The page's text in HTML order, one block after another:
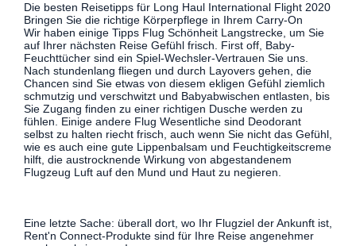
Die besten Reisetipps für Long Haul International Flight 2020
Bringen Sie die richtige Körperpflege in Ihrem Carry-On
Wir haben einige Tipps Flug Schönheit Langstrecke, um Sie
auf Ihrer nächsten Reise Gefühl frisch. First off, Baby-
Feuchttücher sind ein Spiel-Wechsler-Vertrauen Sie uns.
Nach stundenlang fliegen und durch Layovers gehen, die
Chancen sind Sie etwas von diesem ekligen Gefühl ziemlich
schmutzig und verschwitzt und Babyabwischen entlasten, bis
Sie Zugang finden zu einer richtigen Dusche werden zu
fühlen. Einige andere Flug Wesentliche sind Deodorant
selbst zu halten riecht frisch, auch wenn Sie nicht das Gefühl,
wie es auch eine gute Lippenbalsam und Feuchtigkeitscreme
hilft, die austrocknende Wirkung von abgestandenem
Flugzeug Luft auf den Mund und Haut zu negieren.
Eine letzte Sache: überall dort, wo Ihr Flugziel der Ankunft ist,
Rent'n Connect-Produkte sind für Ihre Reise angenehmer